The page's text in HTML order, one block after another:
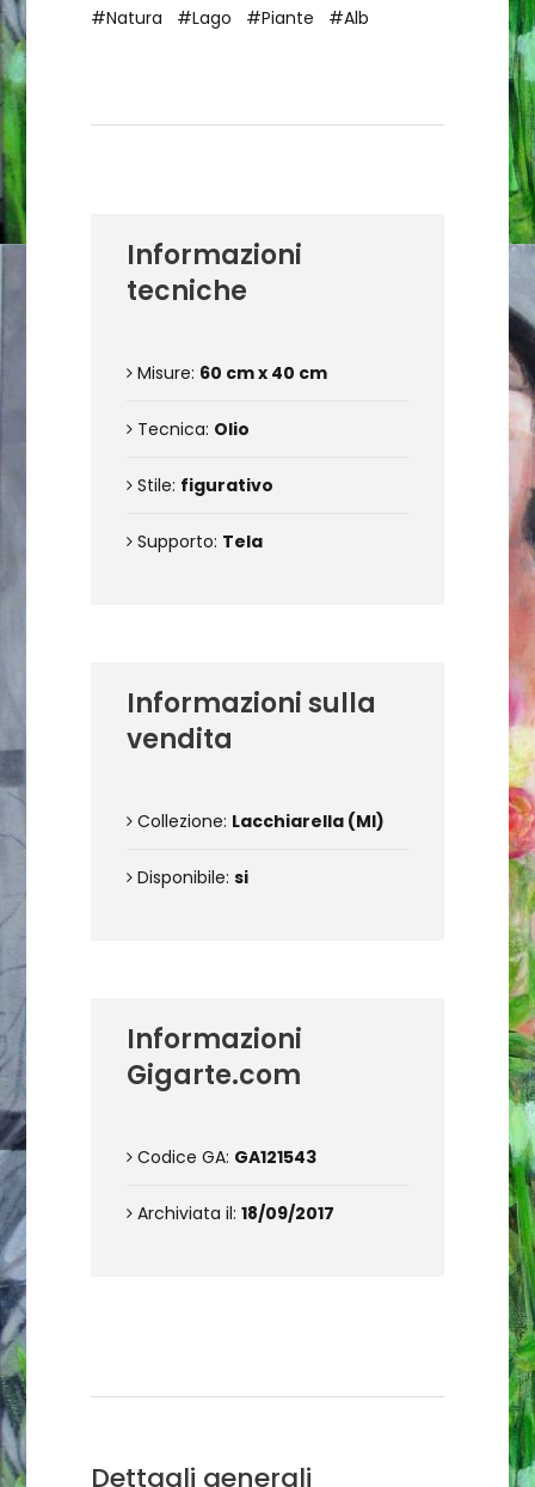
#Natura
#Lago #Piante #Alb
Informazioni
tecniche
Misure: 60 cm x 40 cm
Tecnica: Olio
Stile: figurativo
Supporto: Tela
Informazioni sulla
vendita
Collezione: Lacchiarella (MI)
Disponibile: si
Informazioni
Gigarte.com
Codice GA: GA121543
Archiviata il: 18/09/2017
Dettagli generali